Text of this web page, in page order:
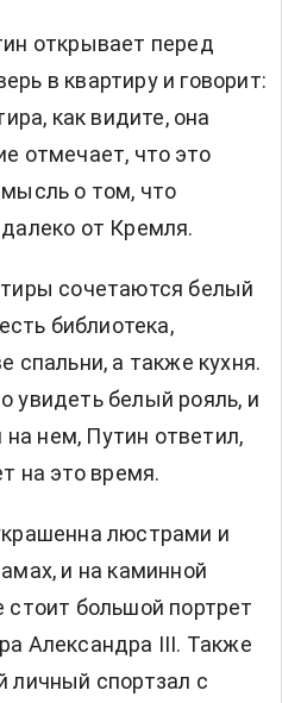
открывает перед
в квартиру и говорит:
как видите, она
отмечает, что это
о том, что
от Кремля.
сочетаются белый
библиотека,
спальни, а также кухня.
увидеть белый рояль, и
на нем, Путин ответил,
на это время.
люстрами и
и на каминной
большой портрет
Александра III. Также
личный спортзал с